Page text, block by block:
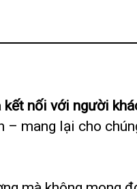
kết nối với người
– mang lại cho